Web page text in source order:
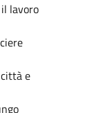
lavoro
e